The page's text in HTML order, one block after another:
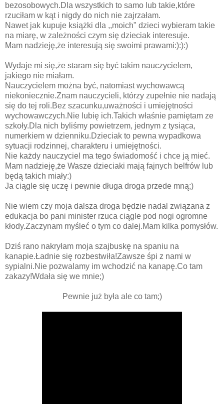
bezosobowych.Dla wszystkich to samo lub takie,które
rzuciłam w kąt i nigdy do nich nie zajrzałam.
Nawet jak kupuje książki dla ,,moich" dzieci wybieram takie
na miarę, w zależności czym się dzieciak interesuje.
Mam nadzieję,że interesują się swoimi prawami:):):)
Wydaje mi się,że staram się być takim nauczycielem,
jakiego nie miałam.
Nauczycielem można być, natomiast wychowawcą
niekoniecznie.Znam nauczycieli, którzy zupełnie nie nadają
się do tej roli.Bez szacunku,uważności i umiejętności
wychowawczych.Nie lubię ich.Takich właśnie pamiętam ze
szkoły.Dla nich byliśmy powietrzem, jednym z tysiąca,
numerkiem w dzienniku.Dzieciak to pewna wypadkowa
sytuacji rodzinnej, charakteru i umiejętności.
Nie każdy nauczyciel ma tego świadomość i chce ją mieć.
Mam nadzieję,że Wasze dzieciaki mają fajnych belfrów lub
będą takich miały:)
Ja ciągle się uczę i pewnie długa droga przede mną;)
Nie wiem czy moja dalsza droga będzie nadal związana z
edukacja bo pani minister rzuca ciągle pod nogi ogromne
kłody.Zaczynam myśleć o tym co dalej.Mam kilka pomysłów.
Dziś rano nakryłam moja szajbuskę na spaniu na
kanapie.Ładnie się rozbestwiła!Zawsze śpi z nami w
sypialni.Nie pozwalamy im wchodzić na kanapę.Co tam
zakazy!Wdała się we mnie;)
Pewnie już była ale co tam;)